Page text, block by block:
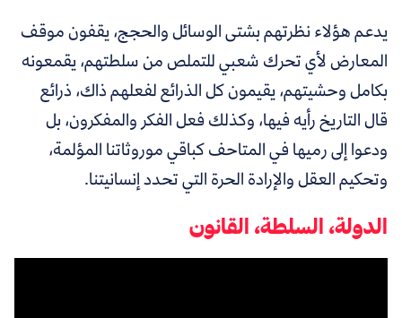
يدعم هؤلاء نظرتهم بشتى الوسائل والحجج، يقفون موقف
المعارض لأي تحرك شعبي للتملص من سلطتهم، يقمعونه
بكامل وحشيتهم، يقيمون كل الذرائع لفعلهم ذاك، ذرائع
قال التاريخ رأيه فيها، وكذلك فعل الفكر والمفكرون، بل
ودعوا إلى رميها في المتاحف كباقي موروثاتنا المؤلمة،
وتحكيم العقل والإرادة الحرة التي تحدد إنسانيتنا.
الدولة، السلطة، القانون